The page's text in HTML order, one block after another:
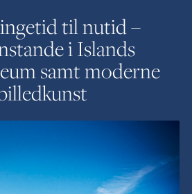
til nutid –
i Islands
samt moderne